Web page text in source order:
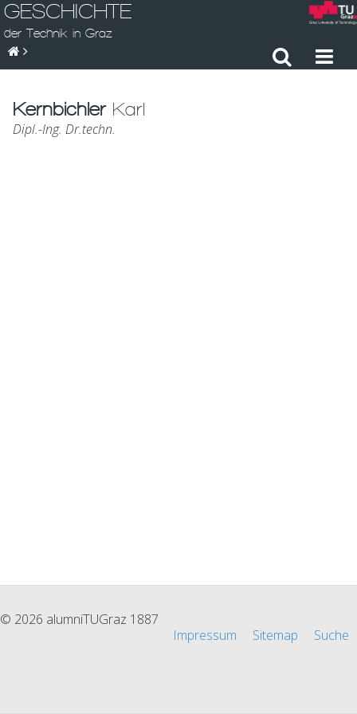
GESCHICHTE
der Technik in Graz
KernbichlerKarl
Dipl.-Ing. Dr.techn.
© 2026 alumniTUGraz 1887
Impressum
Sitemap Suche